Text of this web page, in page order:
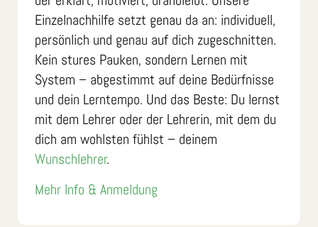
Einzelnachhilfe setzt genau da an: individuell,
persönlich und genau auf dich zugeschnitten.
Kein stures Pauken, sondern Lernen mit
System – abgestimmt auf deine Bedürfnisse
und dein Lerntempo. Und das Beste: Du lernst
mit dem Lehrer oder der Lehrerin, mit dem du
dich am wohlsten fühlst – deinem
Wunschlehrer.
Mehr Info & Anmeldung